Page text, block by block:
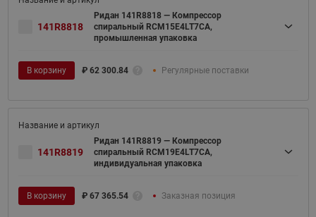
141R8818
Ридан 141R8818 — Компрессор
спиральный RCM15E4LT7CA,
промышленная упаковка
В корзину ₽ 62 300.84 Регулярные поставки
141R8819
Ридан 141R8819 — Компрессор
спиральный RCM19E4LT7CA,
индивидуальная упаковка
В корзину ₽ 67 365.54 Заказная позиция